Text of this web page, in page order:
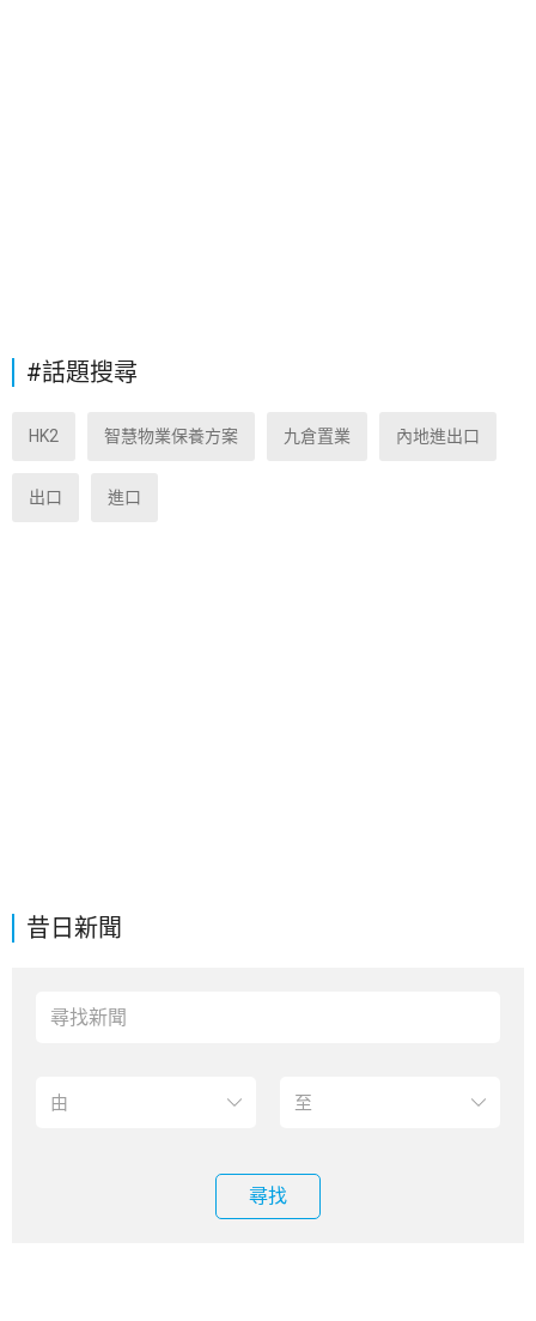
昔日新聞
尋找
#話題搜尋
HK2 智慧物業保養方案 九倉置業 內地進出口
出口 進口